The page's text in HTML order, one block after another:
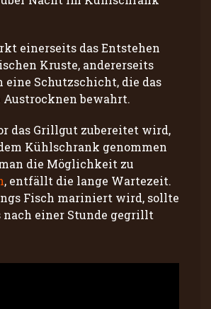
einerseits das Entstehen
Kruste, andererseits
eine Schutzschicht, die das
bewahrt.
das Grillgut zubereitet wird,
Kühlschrank genommen
die Möglichkeit zu
, entfällt die lange Wartezeit.
Fisch mariniert wird, sollte
nach einer Stunde gegrillt